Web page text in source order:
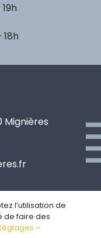
Mignières
l’utilisation de
de faire des